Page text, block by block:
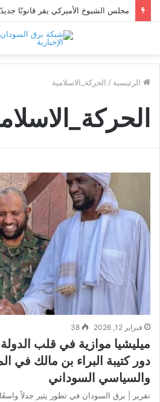
الرئيسية / الحركة_الاسلامية
فبراير 12, 2026 38
ميليشيا موازية في قلب
دور كتيبة البراء بن مالك في
والسياسي السوداني
تقرير | برق السودان في تطور يثير جدلاً